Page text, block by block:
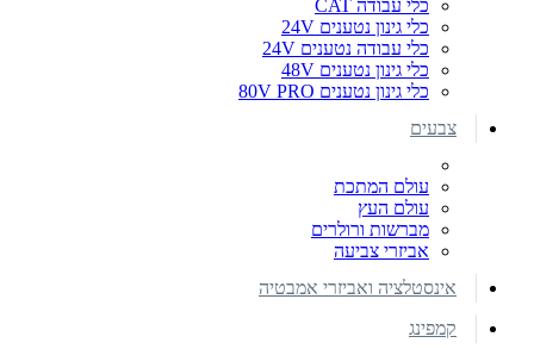
כלי עבודה CAT
כלי גינון נטענים 24V
כלי עבודה נטענים 24V
כלי גינון נטענים 48V
כלי גינון נטענים 80V PRO
צבעים
עולם המתכת
עולם העץ
מברשות ורולרים
אביזרי צביעה
אינסטלציה ואביזרי אמבטיה
קמפינג